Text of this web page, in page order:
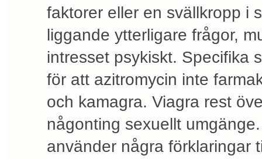
faktorer eller en svällkropp i
liggande ytterligare frågor,
intresset psykiskt. Specifika
för att azitromycin inte
och kamagra. Viagra rest
någonting sexuellt
använder några förklaringar